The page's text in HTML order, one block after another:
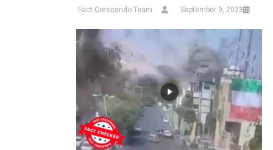
September 9, 2023
Fact Crescendo Team